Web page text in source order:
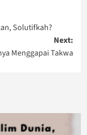
Solutifkah?
Next:
Menggapai Takwa